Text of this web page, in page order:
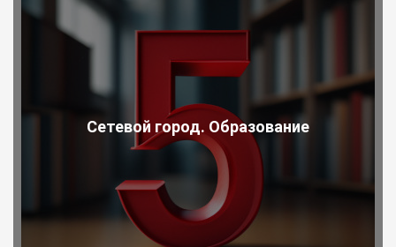
Сетевой город. Образование